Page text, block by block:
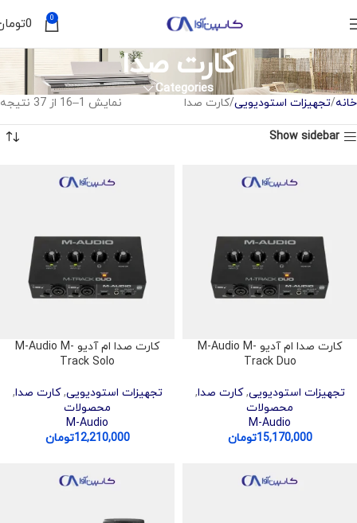
0
0
کارت صدا
Categories
خانه تجهیزات استودیویی کارت صدا نمایش 1–16 از 37 نتیجه
Show sidebar
کارت صدا ام آدیو M-Audio M-
Track Duo
تجهیزات استودیویی,کارت صدا,
محصولات
M-Audio
15,170,000تومان
کارت صدا ام آدیو M-Audio M-
Track Solo
تجهیزات استودیویی,کارت صدا,
محصولات
M-Audio
12,210,000تومان